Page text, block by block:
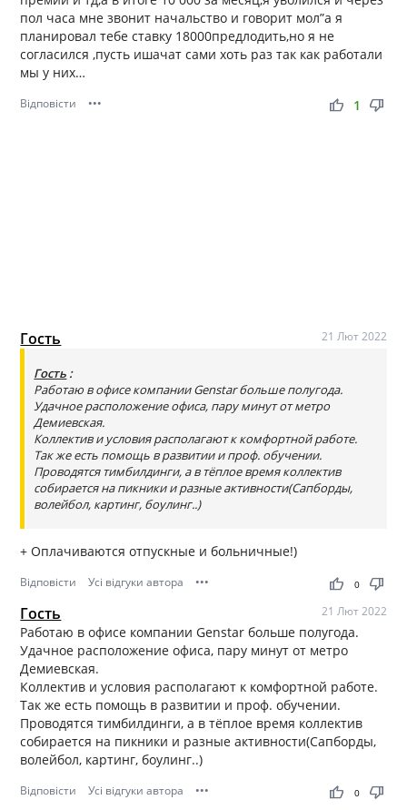
пол часа мне звонит начальство и говорит мол”а я
планировал тебе ставку 18000предлодить,но я не
согласился ,пусть ишачат сами хоть раз так как работали
мы у них…
Відповісти ••• thumb_up thumb_down
1
Гость 21 Лют 2022
Гость :
Работаю в офисе компании Genstar больше полугода.
Удачное расположение офиса, пару минут от метро
Демиевская.
Коллектив и условия располагают к комфортной работе.
Так же есть помощь в развитии и проф. обучении.
Проводятся тимбилдинги, а в тёплое время коллектив
собирается на пикники и разные активности(Сапборды,
волейбол, картинг, боулинг..)
+ Оплачиваются отпускные и больничные!)
Відповісти Усі відгуки автора ••• thumb_up thumb_down
0
Гость 21 Лют 2022
Работаю в офисе компании Genstar больше полугода.
Удачное расположение офиса, пару минут от метро
Демиевская.
Коллектив и условия располагают к комфортной работе.
Так же есть помощь в развитии и проф. обучении.
Проводятся тимбилдинги, а в тёплое время коллектив
собирается на пикники и разные активности(Сапборды,
волейбол, картинг, боулинг..)
Відповісти Усі відгуки автора ••• thumb_up thumb_down
0